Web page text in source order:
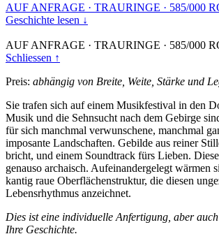
AUF ANFRAGE · TRAURINGE · 585/000
Geschichte lesen ↓
AUF ANFRAGE · TRAURINGE · 585/000
Schliessen ↑
Preis: abhängig von Breite, Weite, Stärke und
Sie trafen sich auf einem Musikfestival in den
Musik und die Sehnsucht nach dem Gebirge
für sich manchmal verwunschene, manchmal
imposante Landschaften. Gebilde aus reiner
bricht, und einem Soundtrack fürs Lieben.
genauso archaisch. Aufeinandergelegt wärmen
kantig raue Oberflächenstruktur, die diesen
Lebensrhythmus anzeichnet.
Dies ist eine individuelle Anfertigung, aber
Ihre Geschichte.